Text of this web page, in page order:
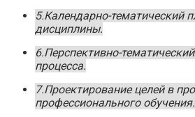
5.Календарно-тематический
дисциплины.
6.Перспективно-
процесса.
7.Проектирование целей в
профессионального обучения.